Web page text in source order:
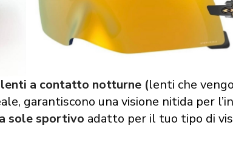
a contatto notturne (lenti che
garantiscono una visione nitida per
sole sportivo adatto per il tuo tipo di